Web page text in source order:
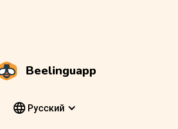
Beelinguapp
Pусский